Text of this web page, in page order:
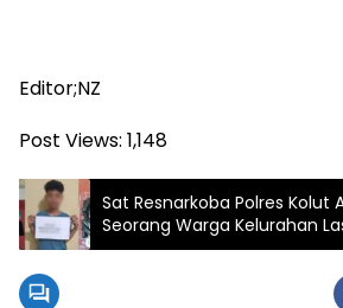
Editor;NZ
Post Views: 1,148
Sat Resnarkoba Polres Kolut
Seorang Warga Kelurahan
Pengedar Narkotika